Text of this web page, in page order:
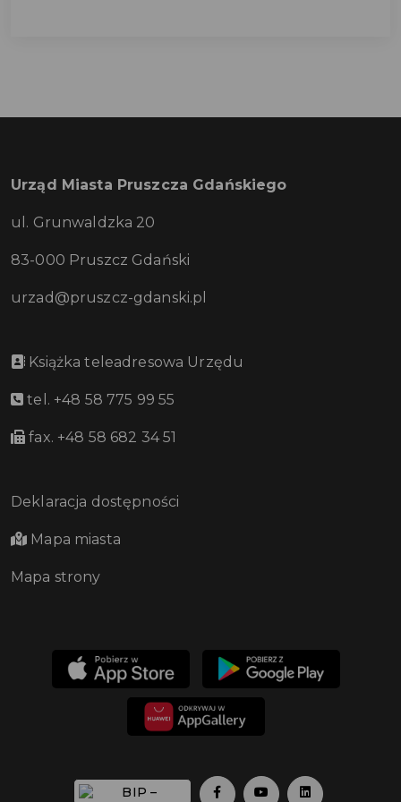
Urząd Miasta Pruszcza Gdańskiego
ul. Grunwaldzka 20
83-000 Pruszcz Gdański
urzad@pruszcz-gdanski.pl
Książka teleadresowa Urzędu
tel. +48 58 775 99 55
fax. +48 58 682 34 51
Deklaracja dostępności
Mapa miasta
Mapa strony